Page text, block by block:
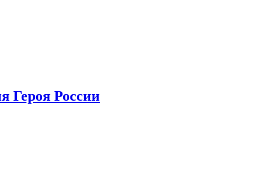
Героя России